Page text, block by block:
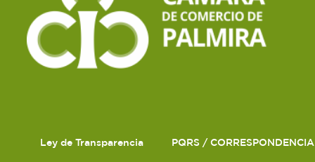
Ley de Transparencia PQRS / CORRESPONDENCIA